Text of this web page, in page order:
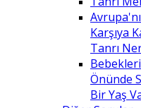
Karşıya
Tanrı
Önünde
Bir Yaş